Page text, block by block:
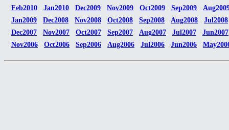
Feb2010
Jan2010 Dec2009 Nov2009 Oct2009 Sep2009
Jan2009
Dec2008 Nov2008 Oct2008 Sep2008 Aug2008
Jul2008
Dec2007
Nov2007 Oct2007 Sep2007 Aug2007 Jul2007
Jun2007
Nov2006
Oct2006 Sep2006 Aug2006 Jul2006 Jun2006